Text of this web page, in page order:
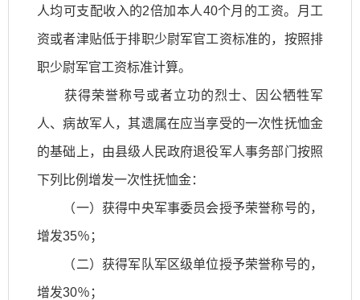
人均可支配收入的2倍加本人40个月的工资。月工
资或者津贴低于排职少尉军官工资标准的，按照排
职少尉军官工资标准计算。
获得荣誉称号或者立功的烈士、因公牺牲军
人、病故军人，其遗属在应当享受的一次性抚恤金
的基础上，由县级人民政府退役军人事务部门按照
下列比例增发一次性抚恤金：
（一）获得中央军事委员会授予荣誉称号的，
增发35％；
（二）获得军队军区级单位授予荣誉称号的，
增发30％；